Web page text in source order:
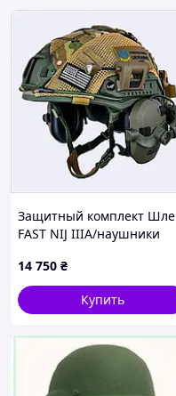
📲
Защитный комплект
FAST NIJ IIIA/наушники
чебурашкой/фонарик/
кавер XL Муль,
14 750 ₴
Купить